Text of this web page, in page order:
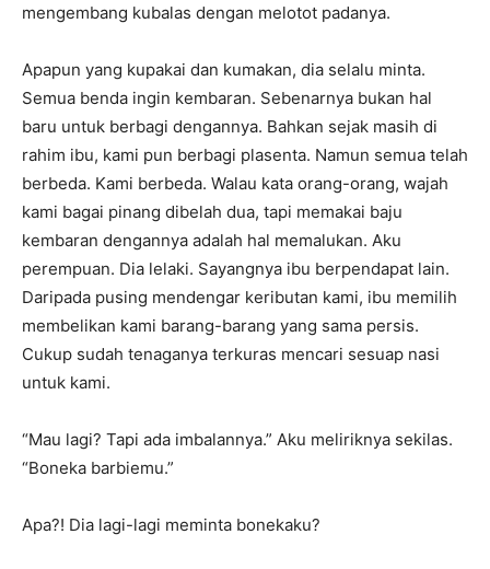
mengembang kubalas dengan melotot padanya.
Apapun yang kupakai dan kumakan, dia selalu minta.
Semua benda ingin kembaran. Sebenarnya bukan hal
baru untuk berbagi dengannya. Bahkan sejak masih di
rahim ibu, kami pun berbagi plasenta. Namun semua telah
berbeda. Kami berbeda. Walau kata orang-orang, wajah
kami bagai pinang dibelah dua, tapi memakai baju
kembaran dengannya adalah hal memalukan. Aku
perempuan. Dia lelaki. Sayangnya ibu berpendapat lain.
Daripada pusing mendengar keributan kami, ibu memilih
membelikan kami barang-barang yang sama persis.
Cukup sudah tenaganya terkuras mencari sesuap nasi
untuk kami.
“Mau lagi? Tapi ada imbalannya.” Aku meliriknya sekilas.
“Boneka barbiemu.”
Apa?! Dia lagi-lagi meminta bonekaku?